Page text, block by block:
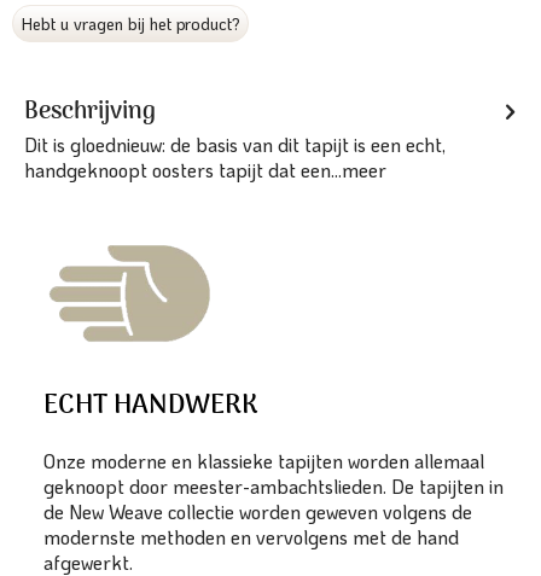
Hebt u vragen bij het product?
Beschrijving
Dit is gloednieuw: de basis van dit tapijt is een echt,
handgeknoopt oosters tapijt dat een...meer
ECHT HANDWERK
Onze moderne en klassieke tapijten worden allemaal
geknoopt door meester-ambachtslieden. De tapijten in
de New Weave collectie worden geweven volgens de
modernste methoden en vervolgens met de hand
afgewerkt.